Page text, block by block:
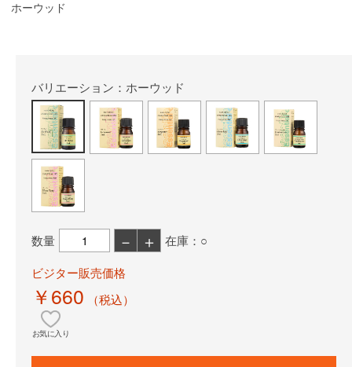
ホーウッド
バリエーション：ホーウッド
数量 － ＋
在庫：○
ビジター販売価格
￥660 （税込）
お気に入り